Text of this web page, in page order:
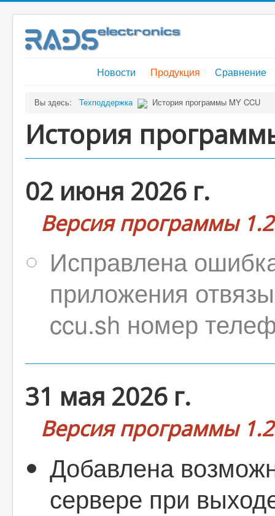
Новости Продукция Сравнение
Вы здесь: Техподдержка История программы MY CCU
История
02 июня 2026 г.
Версия программы
Исправлена
приложения
ccu.sh номер
31 мая 2026 г.
Версия программы
Добавлена
сервере при